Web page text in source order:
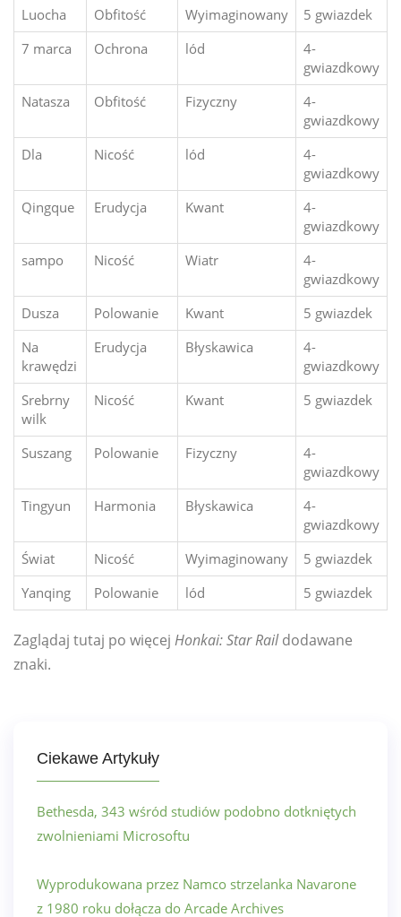
Luocha Obfitość Wyimaginowany
5 gwiazdek
7 marca
Ochrona lód
4-
gwiazdkowy
Natasza
Obfitość Fizyczny
4-
gwiazdkowy
Dla
Nicość lód
4-
gwiazdkowy
Qingque
Erudycja Kwant
4-
gwiazdkowy
sampo
Nicość Wiatr
4-
gwiazdkowy
Dusza
Polowanie Kwant
5 gwiazdek
Na
krawędzi
Erudycja Błyskawica
4-
gwiazdkowy
Srebrny
wilk
Nicość Kwant 5 gwiazdek
Suszang Polowanie Fizyczny
4-
gwiazdkowy
Tingyun
Harmonia Błyskawica
4-
gwiazdkowy
Świat
Nicość Wyimaginowany
5 gwiazdek
Yanqing
Polowanie lód 5 gwiazdek
Zaglądaj tutaj po więcej Honkai: Star Raildodawane
znaki.
Ciekawe Artykuły
Bethesda, 343 wśród studiów podobno dotkniętych
zwolnieniami Microsoftu
Wyprodukowana przez Namco strzelanka Navarone
z 1980 roku dołącza do Arcade Archives